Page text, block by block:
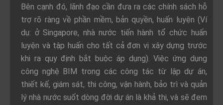
Bên cạnh đó, lãnh đạo cần đưa ra các chính sách hỗ
trợ rõ ràng về phần mềm, bản quyền, huấn luyện (Ví
dụ: ở Singapore, nhà nước tiến hành tổ chức huấn
luyện và tập huấn cho tất cả đơn vị xây dựng trước
khi ra quy định bắt buộc áp dụng). Việc ứng dụng
công nghệ BIM trong các công tác từ lập dự án,
thiết kế, giám sát, thi công, vận hành, bảo trì và quản
lý nhà nước suốt dòng đời dự án là khả thi, và sẽ đem